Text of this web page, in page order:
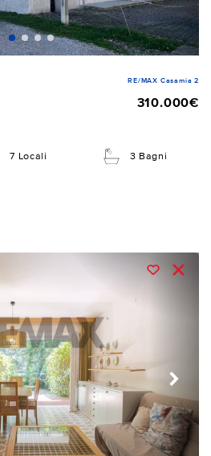
RE/MAX Casamia 2
310.000€
7 Locali 3 Bagni